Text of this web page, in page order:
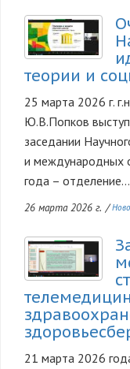
Изображение
теории и
25 марта 2026 г.
Ю.В.Попков
заседании
и международных
года – отделение...
26 марта 2026 г. /
Изображение
21 марта 2026